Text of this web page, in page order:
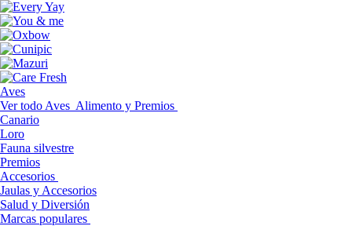
Aves
Ver todo Aves Alimento y Premios
Canario
Loro
Fauna silvestre
Premios
Accesorios
Jaulas y Accesorios
Salud y Diversión
Marcas populares